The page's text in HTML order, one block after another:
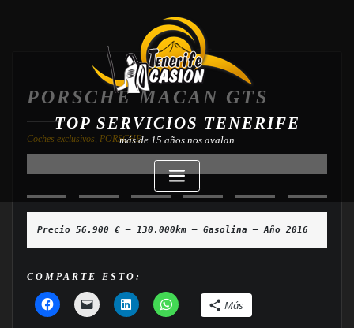
TOP SERVICIOS TENERIFE
más de 15 años nos avalan
PORSCHE MACAN GTS
Coches exclusivos PORSCHE
Precio 56.900 € — 130.000km — Gasolina — Año 2016
COMPARTE ESTO:
Más